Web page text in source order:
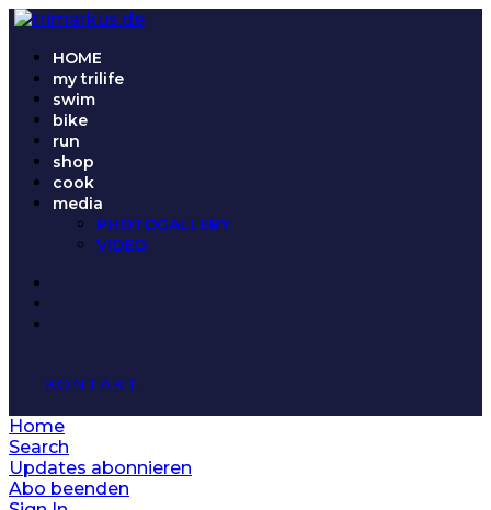
HOME
my trilife
swim
bike
run
shop
cook
media
PHOTOGALLERY
VIDEO
KONTAKT
Home
Search
Updates abonnieren
Abo beenden